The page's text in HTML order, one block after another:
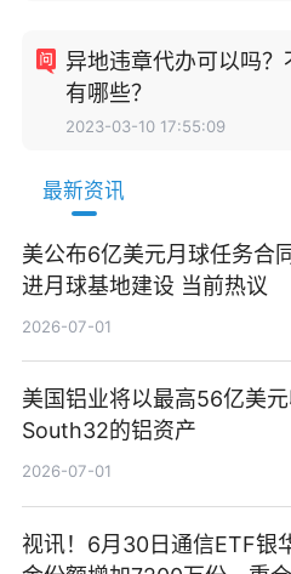
异地违章代办可以吗
有哪些？
2023-03-10 17:55:09
最新资讯
美公布6亿美元月球任务合
进月球基地建设 当前热议
2026-07-01
美国铝业将以最高56亿美
South32的铝资产
2026-07-01
视讯！6月30日通信ETF银